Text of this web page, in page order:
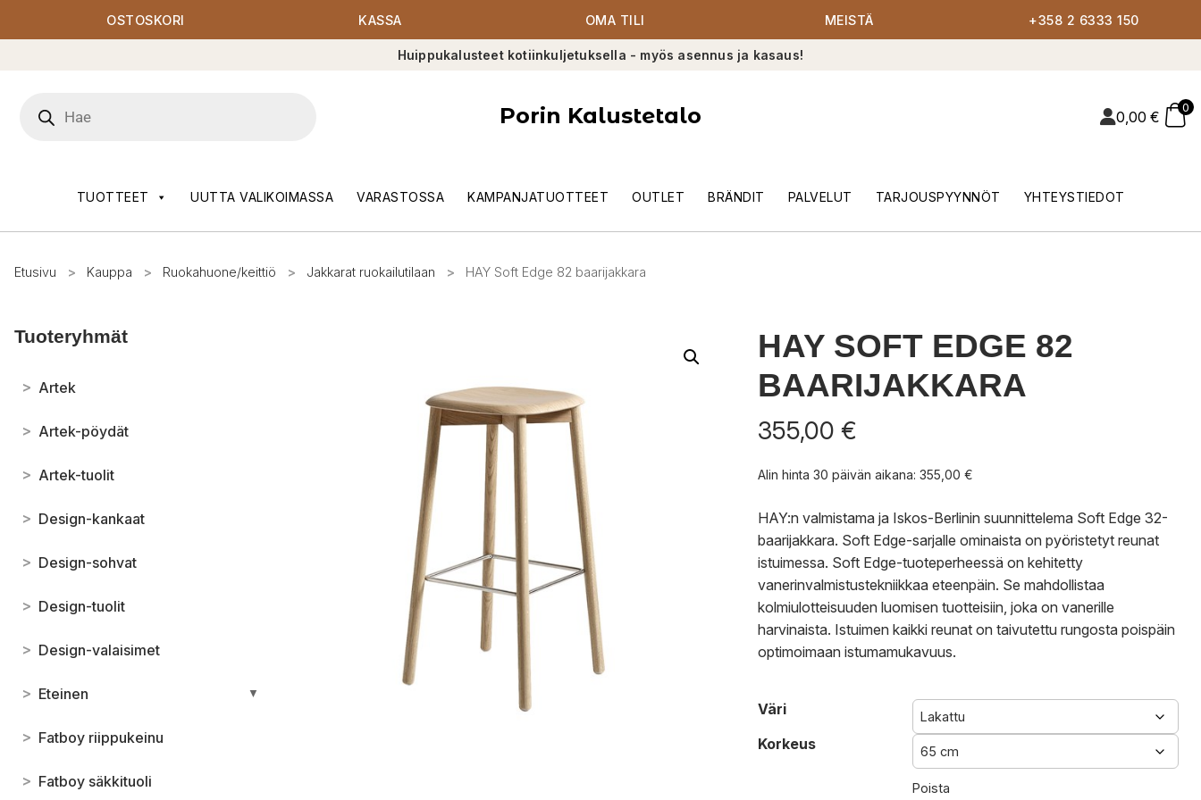
OSTOSKORI KASSA OMA TILI MEISTÄ +358 2 6333 150
Huippukalusteet kotiinkuljetuksella - myös asennus ja kasaus!
search
Porin Kalustetalo 0,00 €
0
TUOTTEET UUTTA VALIKOIMASSA VARASTOSSA KAMPANJATUOTTEET OUTLET BRÄNDIT PALVELUT TARJOUSPYYNNÖT YHTEYSTIEDOT
Etusivu > Kauppa > Ruokahuone/keittiö > Jakkarat ruokailutilaan > HAY Soft Edge 82 baarijakkara
Tuoteryhmät
> Artek
> Artek-pöydät
> Artek-tuolit
> Design-kankaat
> Design-sohvat
> Design-tuolit
> Design-valaisimet
> Eteinen ▼
> Fatboy riippukeinu
> Fatboy säkkituoli
HAY SOFT EDGE 82
BAARIJAKKARA
355,00 €
Alin hinta 30 päivän aikana: 355,00 €
HAY:n valmistama ja Iskos-Berlinin suunnittelema Soft Edge 32-
baarijakkara. Soft Edge-sarjalle ominaista on pyöristetyt reunat
istuimessa. Soft Edge-tuoteperheessä on kehitetty
vanerinvalmistustekniikkaa eteenpäin. Se mahdollistaa
kolmiulotteisuuden luomisen tuotteisiin, joka on vanerille
harvinaista. Istuimen kaikki reunat on taivutettu rungosta poispäin
optimoimaan istumamukavuus.
Väri
Korkeus
Poista